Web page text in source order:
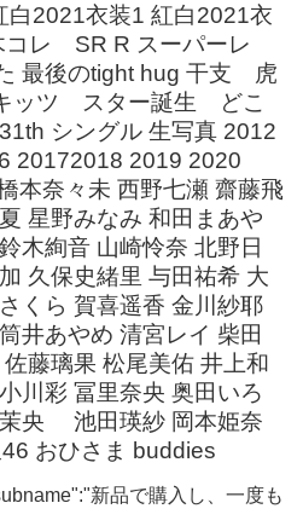
白2021衣装1 紅白2021衣
コレ SR R スーパーレ
最後のtight hug 干支 虎
ッツ スター誕生 どこ
シングル 生写真 2012
20172018 2019 2020
本奈々未 西野七瀬 齋藤飛
星野みなみ 和田まあや
木絢音 山崎怜奈 北野日
久保史緒里 与田祐希 大
くら 賀喜遥香 金川紗耶
井あやめ 清宮レイ 柴田
藤璃果 松尾美佑 井上和
川彩 冨里奈央 奥田いろ
茉央 池田瑛紗 岡本姫奈
おひさま buddies
新品で購入し、一度も